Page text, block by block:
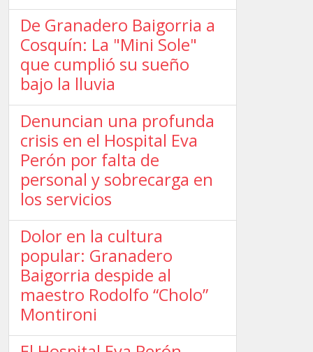
De Granadero Baigorria a
Cosquín: La "Mini Sole"
que cumplió su sueño
bajo la lluvia
Denuncian una profunda
crisis en el Hospital Eva
Perón por falta de
personal y sobrecarga en
los servicios
Dolor en la cultura
popular: Granadero
Baigorria despide al
maestro Rodolfo “Cholo”
Montironi